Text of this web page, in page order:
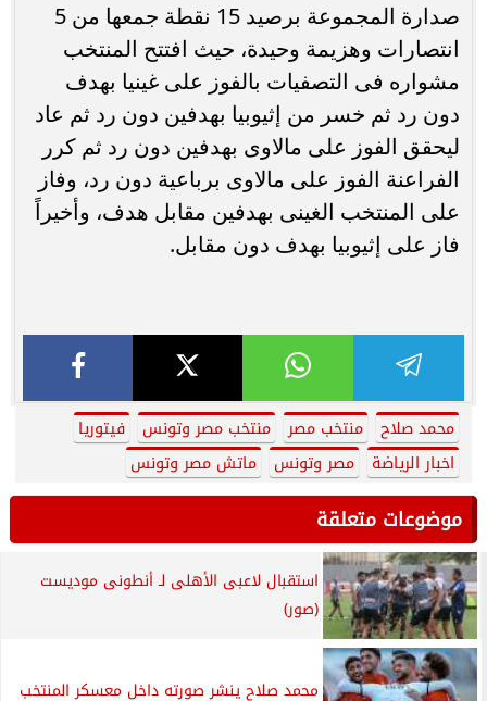
صدارة المجموعة برصيد 15 نقطة جمعها من 5
انتصارات وهزيمة وحيدة، حيث افتتح المنتخب
مشواره فى التصفيات بالفوز على غينيا بهدف
دون رد ثم خسر من إثيوبيا بهدفين دون رد ثم عاد
ليحقق الفوز على مالاوى بهدفين دون رد ثم كرر
الفراعنة الفوز على مالاوى برباعية دون رد، وفاز
على المنتخب الغينى بهدفين مقابل هدف، وأخيراً
فاز على إثيوبيا بهدف دون مقابل.
محمد صلاح منتخب مصر منتخب مصر وتونس
فيتوريا
اخبار الرياضة
مصر وتونس ماتش مصر وتونس
موضوعات متعلقة
استقبال لاعبى الأهلى لـ أنطونى موديست
(صور)
محمد صلاح ينشر صورته داخل معسكر المنتخب